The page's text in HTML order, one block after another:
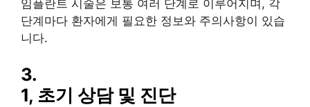
임플란트 시술은 보통 여러 단계로 이루어지며, 각
단계마다 환자에게 필요한 정보와 주의사항이 있습
니다.
3.
1, 초기 상담 및 진단